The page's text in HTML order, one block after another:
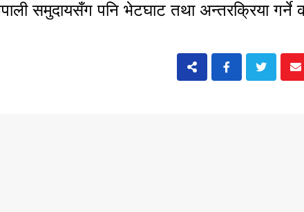
समुदायसँग पनि भेटघाट तथा अन्तरक्रिया गर्ने